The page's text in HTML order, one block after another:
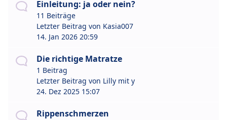
Einleitung: ja oder nein?
11 Beiträge
Letzter Beitrag von Kasia007
14. Jan 2026 20:59
Die richtige Matratze
1 Beitrag
Letzter Beitrag von Lilly mit y
24. Dez 2025 15:07
Rippenschmerzen